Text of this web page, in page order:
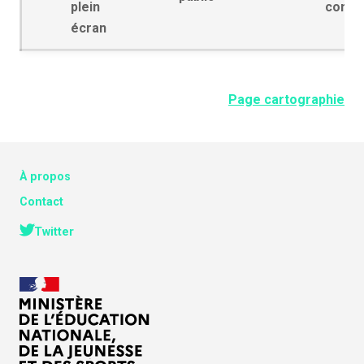
plein
écran
Page cartographie
À propos
Contact
Twitter